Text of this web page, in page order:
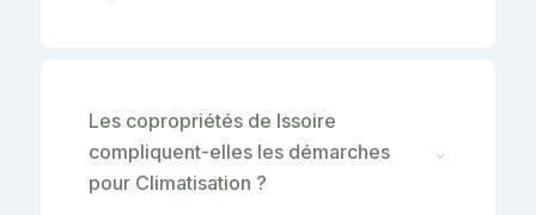
Les copropriétés de Issoire
compliquent-elles les démarches
pour Climatisation ?
⌄